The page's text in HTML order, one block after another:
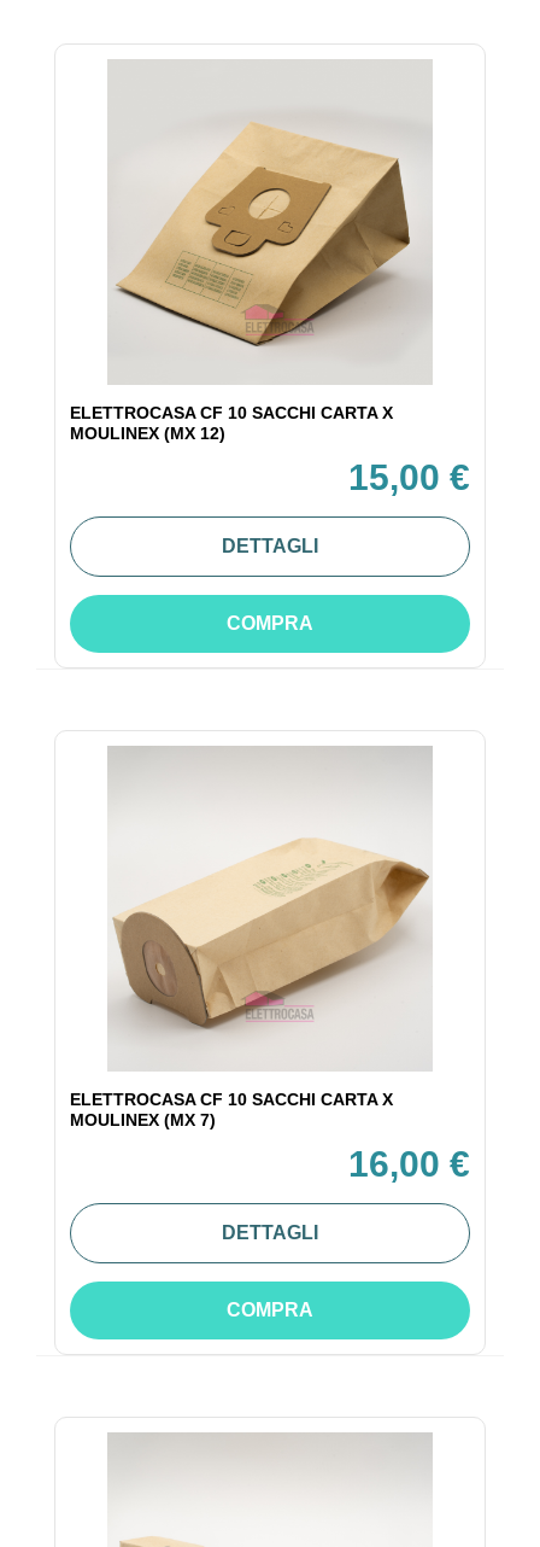
ELETTROCASA CF 10 SACCHI CARTA X
MOULINEX (MX 12)
15,00 €
DETTAGLI
COMPRA
ELETTROCASA CF 10 SACCHI CARTA X
MOULINEX (MX 7)
16,00 €
DETTAGLI
COMPRA